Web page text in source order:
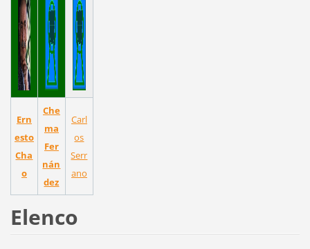
Ern
esto
Cha
o
Che
ma
Fer
nán
dez
Carl
os
Serr
ano
Elenco